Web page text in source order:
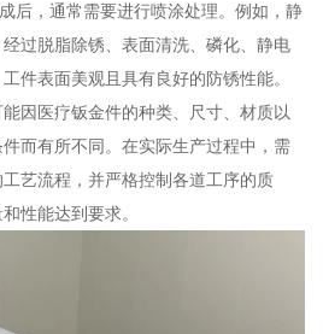
后，通常需要进行喷涂处理。例如，静
过脱脂除锈、表面清洗、磷化、静电
件表面美观且具有良好的防锈性能。
因医疗钣金件的种类、尺寸、材质以
而有所不同。在实际生产过程中，需
艺流程，并严格控制各道工序的质
性能达到要求。